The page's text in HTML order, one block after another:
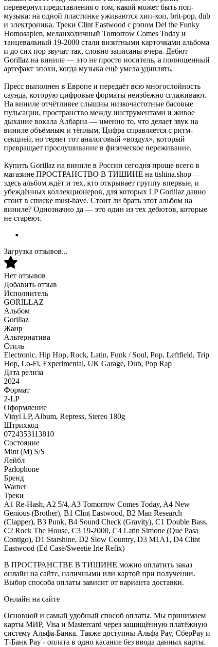
перевернул представления о том, какой может быть поп-
музыка: на одной пластинке уживаются хип-хоп, brit-pop, dub
и электроника. Треки Clint Eastwood с рэпом Del the Funky
Homosapien, меланхоличный Tomorrow Comes Today и
танцевальный 19-2000 стали визитными карточками альбома
и до сих пор звучат так, словно записаны вчера. Дебют
Gorillaz на виниле — это не просто носитель, а полноценный
артефакт эпохи, когда музыка ещё умела удивлять.
Пресс выполнен в Европе и передаёт всю многослойность
саунда, которую цифровые форматы неизбежно сглаживают.
На виниле отчётливее слышны низкочастотные басовые
пульсации, пространство между инструментами и живое
дыхание вокала Албарна — именно то, что делает звук на
виниле объёмным и тёплым. Цифра справляется с ритм-
секцией, но теряет тот аналоговый «воздух», который
превращает прослушивание в физическое переживание.
Купить Gorillaz на виниле в России сегодня проще всего в
магазине ПРОСТРАНСТВО В ТИШИНЕ на tishina.shop —
здесь альбом ждёт и тех, кто открывает группу впервые, и
убеждённых коллекционеров, для которых LP Gorillaz давно
стоит в списке must-have. Стоит ли брать этот альбом на
виниле? Однозначно да — это один из тех дебютов, которые
не стареют.
Загрузка отзывов...
Нет отзывов
Добавить отзыв
Исполнитель
GORILLAZ
Альбом
Gorillaz
Жанр
Альтернатива
Стиль
Electronic, Hip Hop, Rock, Latin, Funk / Soul, Pop, Leftfield, Trip
Hop, Lo-Fi, Experimental, UK Garage, Dub, Pop Rap
Дата релиза
2024
Формат
2-LP
Оформление
Vinyl LP, Album, Repress, Stereo 180g
Штрихкод
0724353113810
Состояние
Mint (M) S/S
Лейбл
Parlophone
Бренд
Warner
Треки
A1 Re-Hash, A2 5/4, A3 Tomorrow Comes Today, A4 New
Genious (Brother), B1 Clint Eastwood, B2 Man Research
(Clapper), B3 Punk, B4 Sound Check (Gravity), C1 Double Bass,
C2 Rock The House, C3 19-2000, C4 Latin Simone (Que Pasa
Contigo), D1 Starshine, D2 Slow Country, D3 M1A1, D4 Clint
Eastwood (Ed Case/Sweetie Irie Refix)
В ПРОСТРАНСТВЕ В ТИШИНЕ можно оплатить заказ
онлайн на сайте, наличными или картой при получении.
Выбор способа оплаты зависит от варианта доставки.
Онлайн на сайте
Основной и самый удобный способ оплаты. Мы принимаем
карты МИР, Visa и Mastercard через защищённую платёжную
систему Альфа-Банка. Также доступны Альфа Pay, СберPay и
Т-Банк Pay - оплата в одно касание без ввода данных карты.